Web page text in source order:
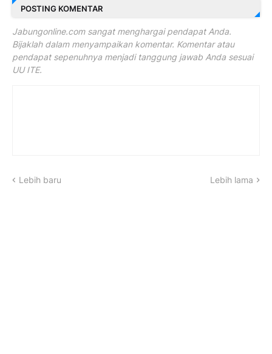
POSTING KOMENTAR
Jabungonline.com sangat menghargai pendapat Anda.
Bijaklah dalam menyampaikan komentar. Komentar atau
pendapat sepenuhnya menjadi tanggung jawab Anda sesuai
UU ITE.
Lebih baru Lebih lama